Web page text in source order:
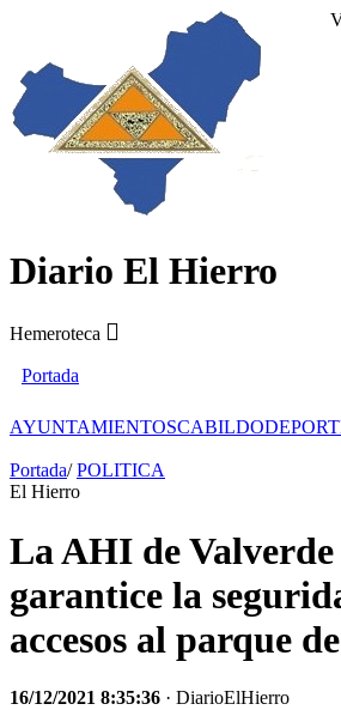
Diario El Hierro
Hemeroteca
Portada
AYUNTAMIENTOSCABILDO
Portada/ POLITICA
El Hierro
La AHI de Valverde
garantice la
accesos al parque
16/12/2021 8:35:36 · DiarioElHierro